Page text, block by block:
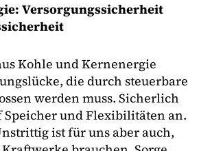
Versorgungssicherheit
Kohle und Kernenergie
die durch steuerbare
werden muss. Sicherlich
Speicher und Flexibilitäten an.
ist für uns aber auch,